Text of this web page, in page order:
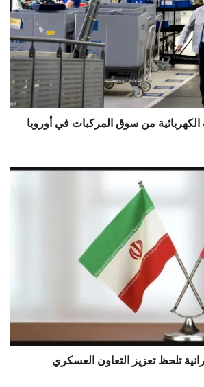
من سوق المركبات في أوروبا
تلحظ تعزيز التعاون العسكري